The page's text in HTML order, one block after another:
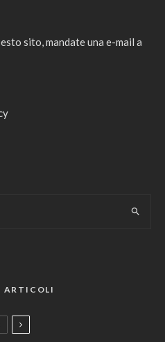
sito, mandate una e-mail a
ARTICOLI